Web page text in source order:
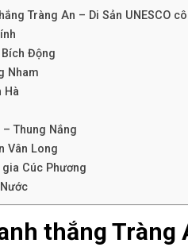
Tràng An – Di Sản UNESCO
Động
Nham
Hà
Thung Nắng
Vân Long
gia Cúc Phương
thắng Tràng